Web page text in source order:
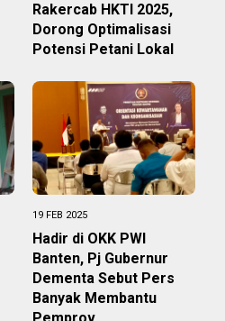
Rakercab HKTI 2025,
Dorong Optimalisasi
Potensi Petani Lokal
19 FEB 2025
Hadir di OKK PWI
Banten, Pj Gubernur
Dementa Sebut Pers
Banyak Membantu